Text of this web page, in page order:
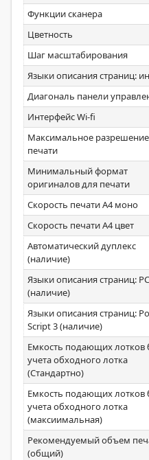
Функции сканера
Цветность
Шаг масштабирования
Языки описания страниц:
Диагональ панели
Интерфейс Wi-fi
Максимальное разрешение
печати
Минимальный формат
оригиналов для печати
Скорость печати А4 моно
Скорость печати А4 цвет
Автоматический дуплекс
(наличие)
Языки описания страниц:
(наличие)
Языки описания страниц:
Script 3 (наличие)
Емкость подающих лотков
учета обходного лотка
(Стандартно)
Емкость подающих лотков
учета обходного лотка
(максиимальная)
Рекомендуемый объем
(общий)